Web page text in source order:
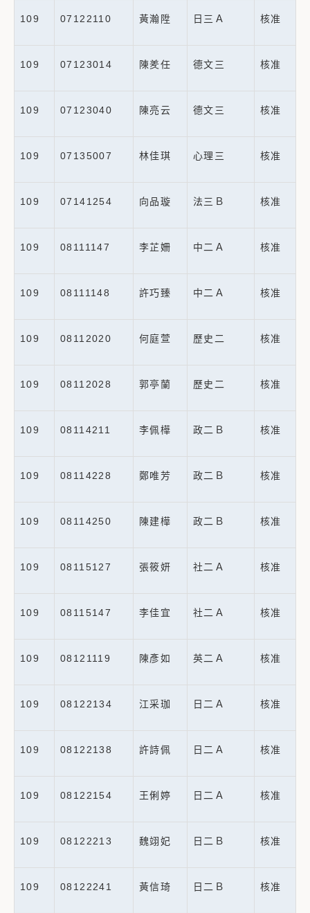
109 07122110 黃瀚陞 日三Ａ 核准
109 07123014 陳羑任 德文三 核准
109 07123040 陳亮云 德文三 核准
109 07135007 林佳琪 心理三 核准
109 07141254 向品璇 法三Ｂ 核准
109 08111147 李芷姍 中二Ａ 核准
109 08111148 許巧臻 中二Ａ 核准
109 08112020 何庭萱 歷史二 核准
109 08112028 郭亭蘭 歷史二 核准
109 08114211 李佩樺 政二Ｂ 核准
109 08114228 鄭唯芳 政二Ｂ 核准
109 08114250 陳建樺 政二Ｂ 核准
109 08115127 張筱妍 社二Ａ 核准
109 08115147 李佳宜 社二Ａ 核准
109 08121119 陳彥如 英二Ａ 核准
109 08122134 江采珈 日二Ａ 核准
109 08122138 許詩佩 日二Ａ 核准
109 08122154 王俐婷 日二Ａ 核准
109 08122213 魏翊妃 日二Ｂ 核准
109 08122241 黃信琦 日二Ｂ 核准